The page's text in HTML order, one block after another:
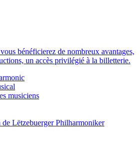
bénéficierez de nombreux avantages,
un accès privilégié à la billetterie.
musiciens
de Lëtzebuerger Philharmoniker